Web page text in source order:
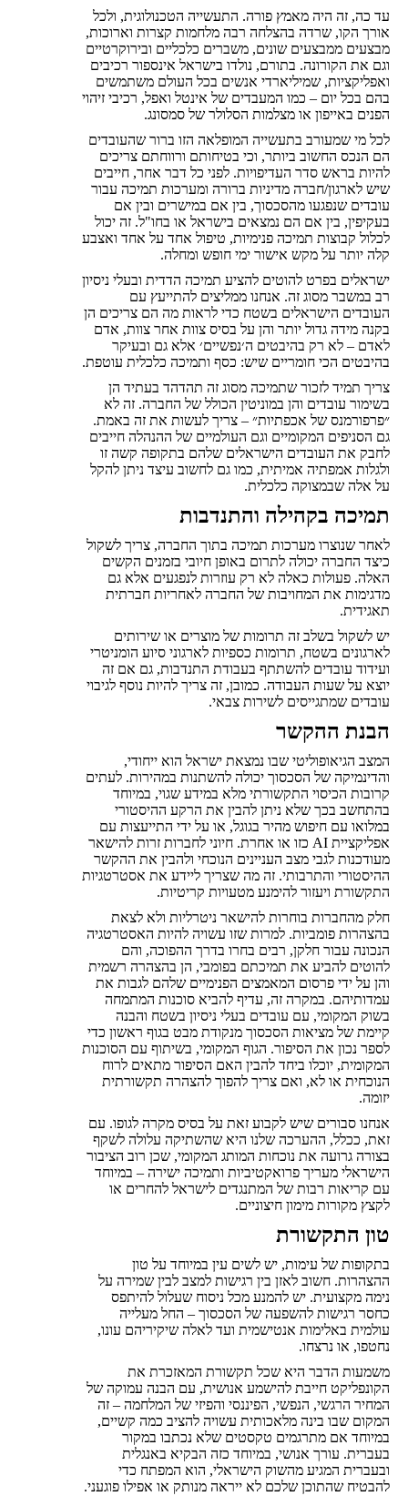
עד כה, זה היה מאמץ פורה. התעשייה הטכנולוגית, ולכל
אורך הקו, שרדה בהצלחה רבה מלחמות קצרות וארוכות,
מבצעים ממבצעים שונים, משברים כלכליים ובירוקרטיים
וגם את הקורונה. בתורם, נולדו בישראל אינספור רכיבים
ואפליקציות, שמיליארדי אנשים בכל העולם משתמשים
בהם בכל יום – כמו המעבדים של אינטל ואפל, רכיבי זיהוי
הפנים באייפון או מצלמות הסלולר של סמסונג.
לכל מי שמעורב בתעשייה המופלאה הזו ברור שהעובדים
הם הנכס החשוב ביותר, וכי בטיחותם ורווחתם צריכים
להיות בראש סדר העדיפויות. לפני כל דבר אחר, חייבים
שיש לארגון/חברה מדיניות ברורה ומערכות תמיכה עבור
עובדים שנפגעו מהסכסוך, בין אם במישרים ובין אם
בעקיפין, בין אם הם נמצאים בישראל או בחו"ל. זה יכול
לכלול קבוצות תמיכה פנימיות, טיפול אחד על אחד ואצבע
קלה יותר על מקש אישור ימי חופש ומחלה.
ישראלים בפרט להוטים להציע תמיכה הדדית ובעלי ניסיון
רב במשבר מסוג זה. אנחנו ממליצים להתייעץ עם
העובדים הישראלים בשטח כדי לראות מה הם צריכים הן
בקנה מידה גדול יותר והן על בסיס צוות אחר צוות, אדם
לאדם – לא רק בהיבטים ה׳נפשיים׳ אלא גם ובעיקר
בהיבטים הכי חומריים שיש: כסף ותמיכה כלכלית עוטפת.
צריך תמיד לזכור שתמיכה מסוג זה תהדהד בעתיד הן
בשימור עובדים והן במוניטין הכולל של החברה. זה לא
״פרפורמנס של אכפתיות״ – צריך לעשות את זה באמת.
גם הסניפים המקומיים וגם העולמיים של ההנהלה חייבים
לחבק את העובדים הישראלים שלהם בתקופה קשה זו
ולגלות אמפתיה אמיתית, כמו גם לחשוב עיצד ניתן להקל
על אלה שבמצוקה כלכלית.
תמיכה בקהילה והתנדבות
לאחר שנוצרו מערכות תמיכה בתוך החברה, צריך לשקול
כיצד החברה יכולה לתרום באופן חיובי בזמנים הקשים
האלה. פעולות כאלה לא רק עוזרות לנפגעים אלא גם
מדגימות את המחויבות של החברה לאחריות חברתית
תאגידית.
יש לשקול בשלב זה תרומות של מוצרים או שירותים
לארגונים בשטח, תרומות כספיות לארגוני סיוע הומניטרי
ועידוד עובדים להשתתף בעבודת התנדבות, גם אם זה
יוצא על שעות העבודה. כמובן, זה צריך להיות נוסף לגיבוי
עובדים שמתגייסים לשירות צבאי.
הבנת ההקשר
המצב הגיאופוליטי שבו נמצאת ישראל הוא ייחודי,
והדינמיקה של הסכסוך יכולה להשתנות במהירות. לעתים
קרובות הכיסוי התקשורתי מלא במידע שגוי, במיוחד
בהתחשב בכך שלא ניתן להבין את הרקע ההיסטורי
במלואו עם חיפוש מהיר בגוגל, או על ידי התייעצות עם
אפליקציית AI כזו או אחרת. חיוני לחברות זרות להישאר
מעודכנות לגבי מצב העניינים הנוכחי ולהבין את ההקשר
ההיסטורי והתרבותי. זה מה שצריך ליידע את אסטרטגיות
התקשורת ויעזור להימנע מטעויות קריטיות.
חלק מהחברות בוחרות להישאר ניטרליות ולא לצאת
בהצהרות פומביות. למרות שזו עשויה להיות האסטרטגיה
הנכונה עבור חלקן, רבים בחרו בדרך ההפוכה, והם
להוטים להביע את תמיכתם בפומבי, הן בהצהרה רשמית
והן על ידי פרסום המאמצים הפנימיים שלהם לגבות את
עמדותיהם. במקרה זה, עדיף להביא סוכנות המתמחה
בשוק המקומי, עם עובדים בעלי ניסיון בשטח והבנה
קיימת של מציאות הסכסוך מנקודת מבט בגוף ראשון כדי
לספר נכון את הסיפור. הגוף המקומי, בשיתוף עם הסוכנות
המקומית, יוכלו ביחד להבין האם הסיפור מתאים לרוח
הנוכחית או לא, ואם צריך להפוך להצהרה תקשורתית
יזומה.
אנחנו סבורים שיש לקבוע זאת על בסיס מקרה לגופו. עם
זאת, ככלל, ההערכה שלנו היא שהשתיקה עלולה לשקף
בצורה גרועה את נוכחות המותג המקומי, שכן רוב הציבור
הישראלי מעריך פרואקטיביות ותמיכה ישירה – במיוחד
עם קריאות רבות של המתנגדים לישראל להחרים או
לקצץ מקורות מימון חיצוניים.
טון התקשורת
בתקופות של עימות, יש לשים עין במיוחד על טון
ההצהרות. חשוב לאזן בין רגישות למצב לבין שמירה על
נימה מקצועית. יש להמנע מכל ניסוח שעלול להיתפס
כחסר רגישות להשפעה של הסכסוך – החל מעלייה
עולמית באלימות אנטישמית ועד לאלה שיקיריהם עונו,
נחטפו, או נרצחו.
משמעות הדבר היא שכל תקשורת המאזכרת את
הקונפליקט חייבת להישמע אנושית, עם הבנה עמוקה של
המחיר הרגשי, הנפשי, הפיננסי והפיזי של המלחמה – זה
המקום שבו בינה מלאכותית עשויה להציב כמה קשיים,
במיוחד אם מתרגמים טקסטים שלא נכתבו במקור
בעברית. עורך אנושי, במיוחד כזה הבקיא באנגלית
ובעברית המגיע מהשוק הישראלי, הוא המפתח כדי
להבטיח שהתוכן שלכם לא ייראה מנותק או אפילו פוגעני.